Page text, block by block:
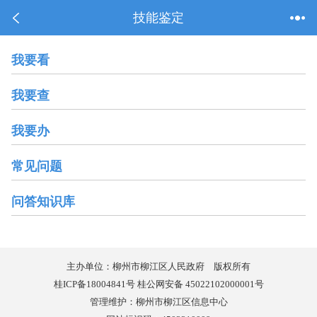
技能鉴定
我要看
我要查
我要办
常见问题
问答知识库
主办单位：柳州市柳江区人民政府 版权所有
桂ICP备18004841号 桂公网安备 45022102000001号
管理维护：柳州市柳江区信息中心